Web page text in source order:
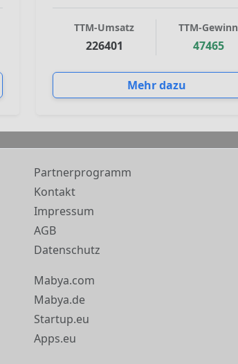
TTM-Umsatz
226401
TTM-Gewinn
47465
Mehr dazu
Partnerprogramm
Kontakt
Impressum
AGB
Datenschutz
Mabya.com
Mabya.de
Startup.eu
Apps.eu